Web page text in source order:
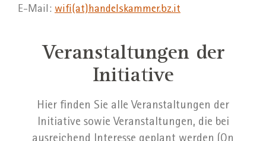
E-Mail: wifi(at)handelskammer.bz.it
Veranstaltungen der
Initiative
Hier finden Sie alle Veranstaltungen der
Initiative sowie Veranstaltungen, die bei